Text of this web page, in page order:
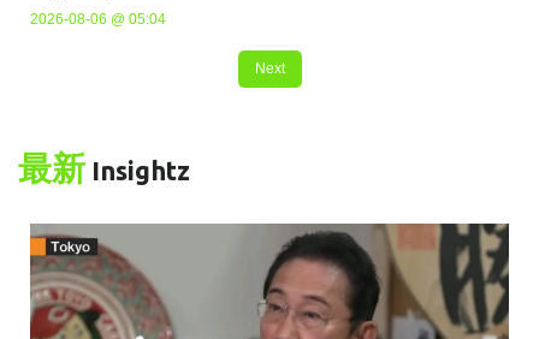
2026-08-06 @ 05:04
Next
最新 Insightz